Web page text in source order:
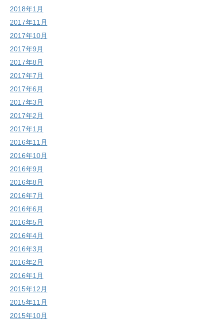
2018年1月
2017年11月
2017年10月
2017年9月
2017年8月
2017年7月
2017年6月
2017年3月
2017年2月
2017年1月
2016年11月
2016年10月
2016年9月
2016年8月
2016年7月
2016年6月
2016年5月
2016年4月
2016年3月
2016年2月
2016年1月
2015年12月
2015年11月
2015年10月